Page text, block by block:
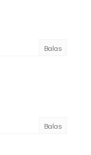
Balas
Balas